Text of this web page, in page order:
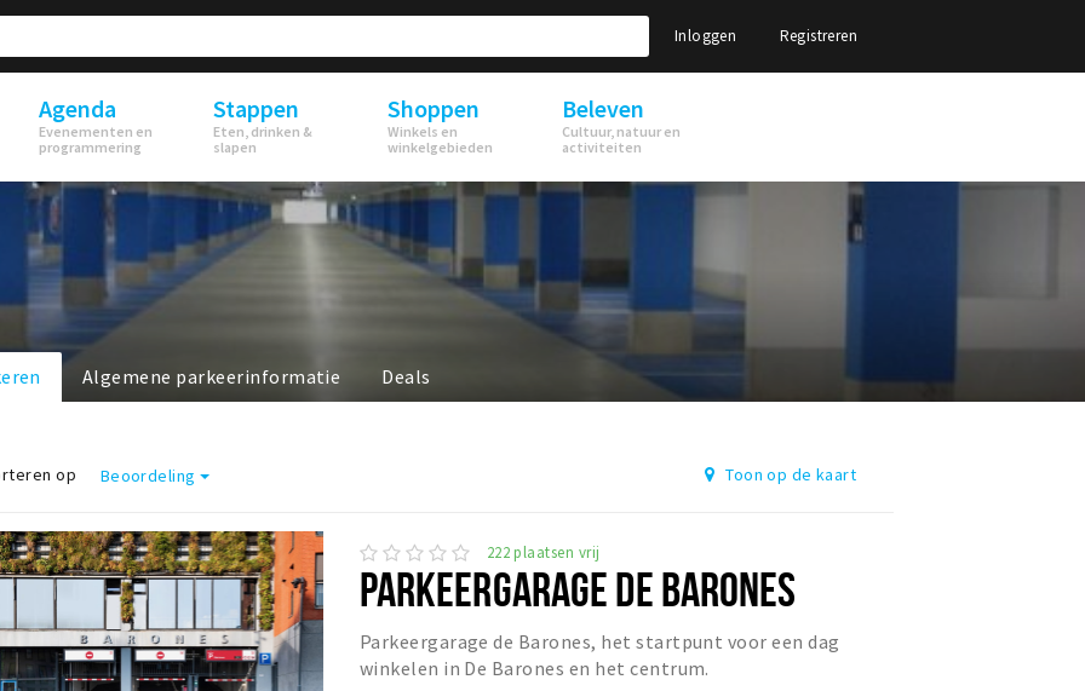
Inloggen Registreren
Agenda
Evenementen en
programmering
Stappen
Eten, drinken &
slapen
Shoppen
Winkels en
winkelgebieden
Beleven
Cultuur, natuur en
activiteiten
Algemene parkeerinformatie Deals
op Beoordeling Toon op de kaart
222 plaatsen vrij
PARKEERGARAGE DE BARONES
Parkeergarage de Barones, het startpunt voor een dag
winkelen in De Barones en het centrum.